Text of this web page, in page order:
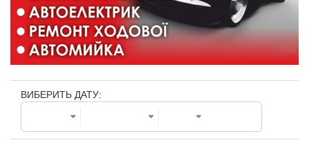
ВИБЕРИТЬ ДАТУ: